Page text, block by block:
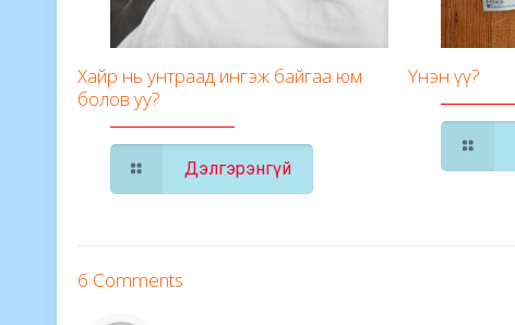
Хайр нь унтраад ингэж байгаа юм
болов уу?
Дэлгэрэнгүй
Үнэн үү?
6 Comments